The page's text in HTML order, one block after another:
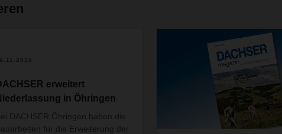
erweitert
in Öhringen
DACHSER Öhringen haben die
für die Erweiterung der